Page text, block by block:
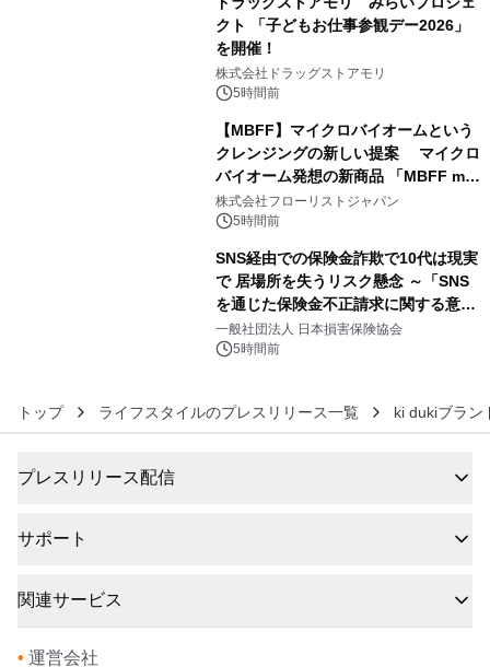
クト 「子どもお仕事参観デー2026」
を開催！
株式会社ドラッグストアモリ
5時間前
【MBFF】マイクロバイオームという
クレンジングの新しい提案 マイクロ
バイオーム発想の新商品 「MBFF mb
クレンジングPRO」を2026年8月6日
発売
株式会社フローリストジャパン
5時間前
SNS経由での保険金詐欺で10代は現実
で 居場所を失うリスク懸念 ～「SNS
を通じた保険金不正請求に関する意識
調査」を実施、 認知度の低さも浮き彫
りに～
一般社団法人 日本損害保険協会
5時間前
トップ ライフスタイルのプレスリリース一覧 ki dukiブラン
プレスリリース配信
サポート
関連サービス
• 運営会社